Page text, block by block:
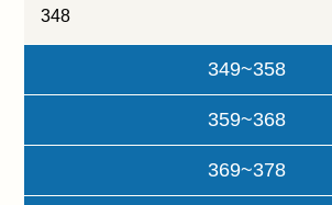
348
349~358
359~368
369~378